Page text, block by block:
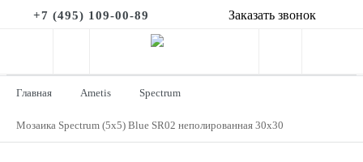
+7 (495) 109-00-89 Заказать звонок
Главная Ametis Spectrum
Мозаика Spectrum (5х5) Blue SR02 неполированная 30x30